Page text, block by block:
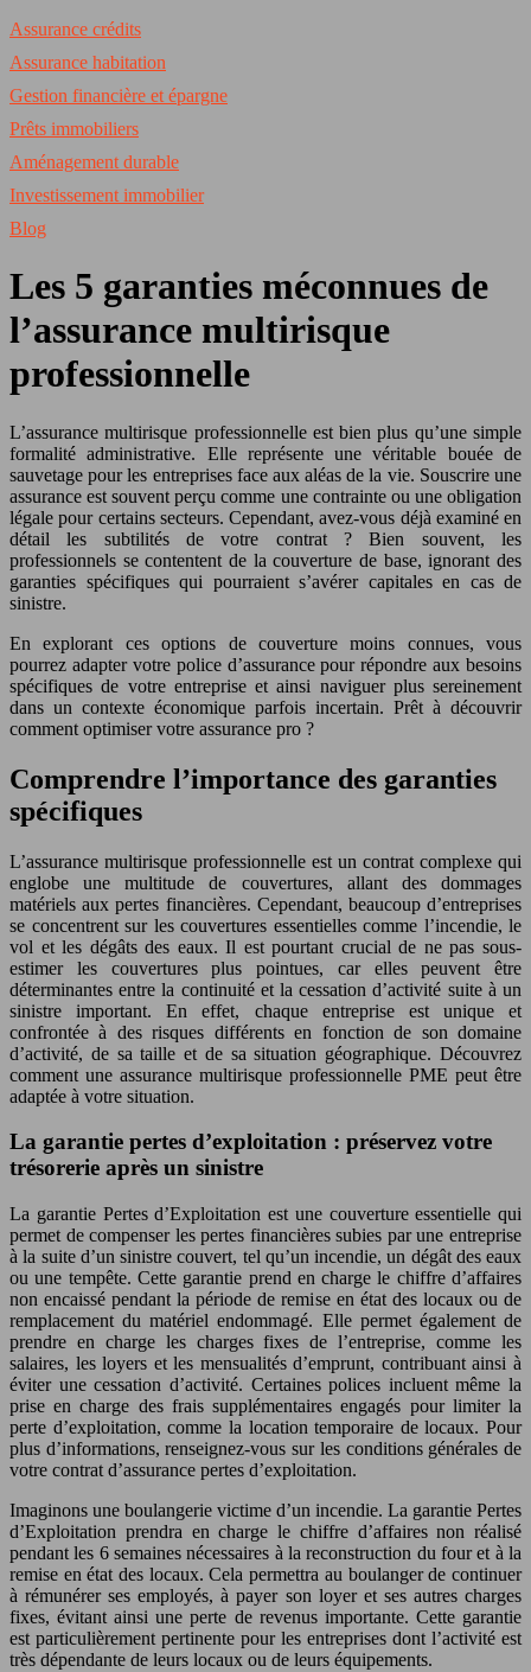
Assurance crédits
Assurance habitation
Gestion financière et épargne
Prêts immobiliers
Aménagement durable
Investissement immobilier
Blog
Les 5 garanties méconnues de
l’assurance multirisque
professionnelle
L’assurance multirisque professionnelle est bien plus qu’une simple
formalité administrative. Elle représente une véritable bouée de
sauvetage pour les entreprises face aux aléas de la vie. Souscrire une
assurance est souvent perçu comme une contrainte ou une obligation
légale pour certains secteurs. Cependant, avez-vous déjà examiné en
détail les subtilités de votre contrat ? Bien souvent, les
professionnels se contentent de la couverture de base, ignorant des
garanties spécifiques qui pourraient s’avérer capitales en cas de
sinistre.
En explorant ces options de couverture moins connues, vous
pourrez adapter votre police d’assurance pour répondre aux besoins
spécifiques de votre entreprise et ainsi naviguer plus sereinement
dans un contexte économique parfois incertain. Prêt à découvrir
comment optimiser votre assurance pro ?
Comprendre l’importance des garanties
spécifiques
L’assurance multirisque professionnelle est un contrat complexe qui
englobe une multitude de couvertures, allant des dommages
matériels aux pertes financières. Cependant, beaucoup d’entreprises
se concentrent sur les couvertures essentielles comme l’incendie, le
vol et les dégâts des eaux. Il est pourtant crucial de ne pas sous-
estimer les couvertures plus pointues, car elles peuvent être
déterminantes entre la continuité et la cessation d’activité suite à un
sinistre important. En effet, chaque entreprise est unique et
confrontée à des risques différents en fonction de son domaine
d’activité, de sa taille et de sa situation géographique. Découvrez
comment une assurance multirisque professionnelle PME peut être
adaptée à votre situation.
La garantie pertes d’exploitation : préservez votre
trésorerie après un sinistre
La garantie Pertes d’Exploitation est une couverture essentielle qui
permet de compenser les pertes financières subies par une entreprise
à la suite d’un sinistre couvert, tel qu’un incendie, un dégât des eaux
ou une tempête. Cette garantie prend en charge le chiffre d’affaires
non encaissé pendant la période de remise en état des locaux ou de
remplacement du matériel endommagé. Elle permet également de
prendre en charge les charges fixes de l’entreprise, comme les
salaires, les loyers et les mensualités d’emprunt, contribuant ainsi à
éviter une cessation d’activité. Certaines polices incluent même la
prise en charge des frais supplémentaires engagés pour limiter la
perte d’exploitation, comme la location temporaire de locaux. Pour
plus d’informations, renseignez-vous sur les conditions générales de
votre contrat d’assurance pertes d’exploitation.
Imaginons une boulangerie victime d’un incendie. La garantie Pertes
d’Exploitation prendra en charge le chiffre d’affaires non réalisé
pendant les 6 semaines nécessaires à la reconstruction du four et à la
remise en état des locaux. Cela permettra au boulanger de continuer
à rémunérer ses employés, à payer son loyer et ses autres charges
fixes, évitant ainsi une perte de revenus importante. Cette garantie
est particulièrement pertinente pour les entreprises dont l’activité est
très dépendante de leurs locaux ou de leurs équipements.